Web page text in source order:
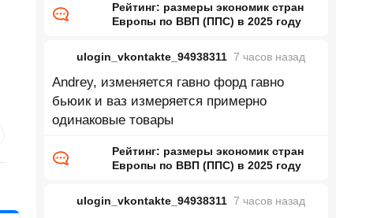
Рейтинг: размеры экономик стран
Европы по ВВП (ППС) в 2025 году
ulogin_vkontakte_94938311 7 часов назад
Andrey, изменяется гавно форд гавно
бьюик и ваз измеряется примерно
одинаковые товары
Рейтинг: размеры экономик стран
Европы по ВВП (ППС) в 2025 году
ulogin_vkontakte_94938311 7 часов назад